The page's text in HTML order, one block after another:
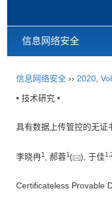
信息网络安全
信息网络安全 ›› 2020
• 技术研究 •
具有数据上传管控的无证
李晓冉1 , 郝蓉1 ( ), 于佳1,
Certificateless Provable